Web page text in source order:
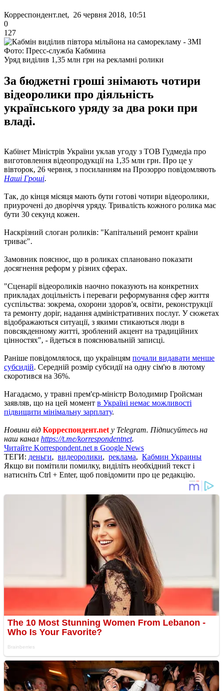
Корреспондент.net, 26 червня 2018, 10:51
0
127
Фото: Пресс-служба Кабмина
Уряд виділив 1,35 млн грн на рекламні ролики
За бюджетні гроші знімають чотири
відеоролики про діяльність
українського уряду за два роки при
владі.
Кабінет Міністрів України уклав угоду з ТОВ Гудмедіа про
виготовлення відеопродукції на 1,35 млн грн. Про це у
вівторок, 26 червня, з посиланням на Прозорро повідомляють
Наші Гроші.
Так, до кінця місяця мають бути готові чотири відеоролики,
приурочені до дворіччя уряду. Тривалість кожного ролика має
бути 30 секунд кожен.
Наскрізний слоган роликів: "Капітальний ремонт країни
триває".
Замовник пояснює, що в роликах сплановано показати
досягнення реформ у різних сферах.
"Сценарії відеороликів наочно показують на конкретних
прикладах доцільність і переваги реформування сфер життя
суспільства: зокрема, охорони здоров'я, освіти, реконструкції
та ремонту доріг, надання адміністративних послуг. У сюжетах
відображаються ситуації, з якими стикаються люди в
повсякденному житті, зроблений акцент на традиційних
цінностях", - йдеться в пояснювальній записці.
Раніше повідомлялося, що українцям почали видавати менше
субсидій. Середній розмір субсидії на одну сім'ю в лютому
скоротився на 36%.
Нагадаємо, у травні прем'єр-міністр Володимир Гройсман
заявляв, що на цей момент в Україні немає можливості
підвищити мінімальну зарплату.
Новини від Корреспондент.net у Telegram. Підписуйтесь на
наш канал https://t.me/korrespondentnet.
Читайте Korrespondent.net в Google News
ТЕГИ: деньги, видеоролики, реклама, Кабмин Украины
Якщо ви помітили помилку, виділіть необхідний текст і
натисніть Ctrl + Enter, щоб повідомити про це редакцію.